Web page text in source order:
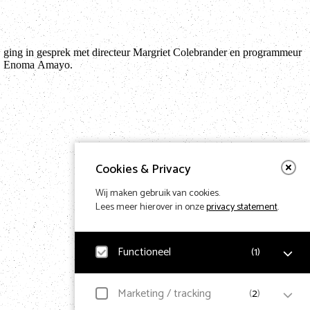
Cookies & Privacy
Wij maken gebruik van cookies.
Lees meer hierover in onzeprivacy statement.
Functioneel (1)
Noodzakelijk
Marketing / tracking (2)
Enoma Amayo.